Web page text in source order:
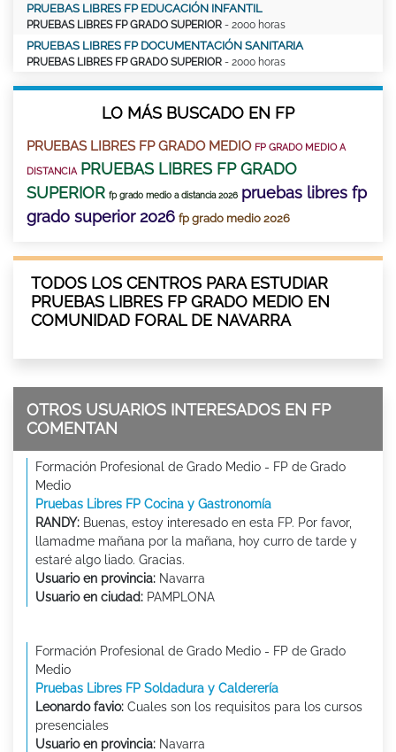
PRUEBAS LIBRES FP EDUCACIÓN INFANTIL
PRUEBAS LIBRES FP GRADO SUPERIOR - 2000 horas
PRUEBAS LIBRES FP DOCUMENTACIÓN SANITARIA
PRUEBAS LIBRES FP GRADO SUPERIOR - 2000 horas
LO MÁS BUSCADO EN FP
PRUEBAS LIBRES FP GRADO MEDIO FP GRADO MEDIO A
DISTANCIA PRUEBAS LIBRES FP GRADO
SUPERIOR fp grado medio a distancia 2026 pruebas libres fp
grado superior 2026 fp grado medio 2026
TODOS LOS CENTROS PARA ESTUDIAR
PRUEBAS LIBRES FP GRADO MEDIO EN
COMUNIDAD FORAL DE NAVARRA
OTROS USUARIOS INTERESADOS EN FP
COMENTAN
Formación Profesional de Grado Medio - FP de Grado
Medio
Pruebas Libres FP Cocina y Gastronomía
RANDY: Buenas, estoy interesado en esta FP. Por favor,
llamadme mañana por la mañana, hoy curro de tarde y
estaré algo liado. Gracias.
Usuario en provincia: Navarra
Usuario en ciudad: PAMPLONA
Formación Profesional de Grado Medio - FP de Grado
Medio
Pruebas Libres FP Soldadura y Calderería
Leonardo favio: Cuales son los requisitos para los cursos
presenciales
Usuario en provincia: Navarra